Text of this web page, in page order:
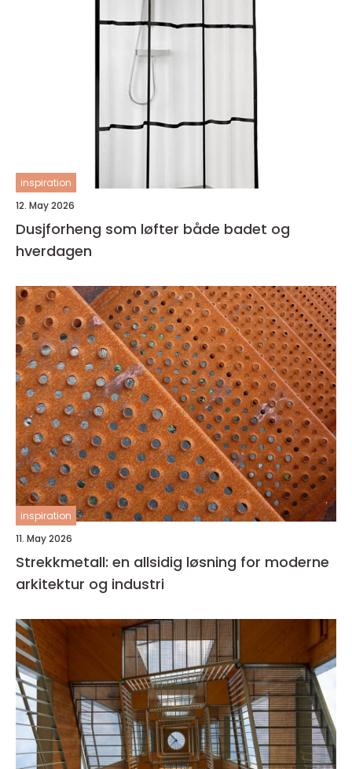
inspiration
12. May 2026
Dusjforheng som løfter både badet og
hverdagen
inspiration
11. May 2026
Strekkmetall: en allsidig løsning for moderne
arkitektur og industri